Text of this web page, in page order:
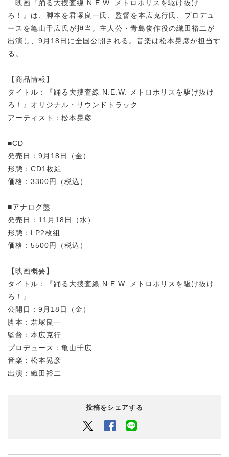
映画『踊る大捜査線 N.E.W. メトロポリスを駆け抜け
ろ！』は、脚本を君塚良一氏、監督を本広克行氏、プロデュ
ースを亀山千広氏が担当。主人公・青島俊作役の織田裕二が
出演し、9月18日に全国公開される。音楽は松本晃彦が担当す
る。
【商品情報】
タイトル：『踊る大捜査線 N.E.W. メトロポリスを駆け抜け
ろ！』オリジナル・サウンドトラック
アーティスト：松本晃彦
■CD
発売日：9月18日（金）
形態：CD1枚組
価格：3300円（税込）
■アナログ盤
発売日：11月18日（水）
形態：LP2枚組
価格：5500円（税込）
【映画概要】
タイトル：『踊る大捜査線 N.E.W. メトロポリスを駆け抜け
ろ！』
公開日：9月18日（金）
脚本：君塚良一
監督：本広克行
プロデュース：亀山千広
音楽：松本晃彦
出演：織田裕二
投稿をシェアする
Twitter Facebook